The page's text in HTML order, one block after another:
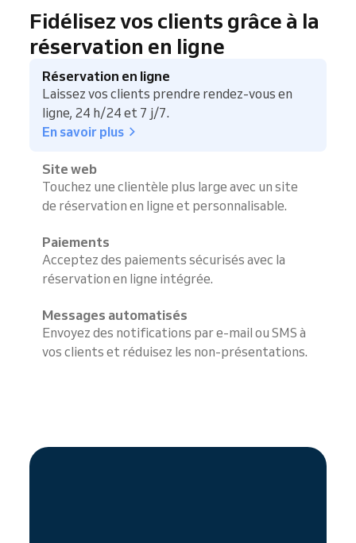
Fidélisez vos clients grâce à la
réservation en ligne
Réservation en ligne
Laissez vos clients prendre rendez-vous en
ligne, 24 h/24 et 7 j/7.
En savoir plus
Site web
Touchez une clientèle plus large avec un site
de réservation en ligne et personnalisable.
Paiements
Acceptez des paiements sécurisés avec la
réservation en ligne intégrée.
Messages automatisés
Envoyez des notifications par e-mail ou SMS à
vos clients et réduisez les non-présentations.